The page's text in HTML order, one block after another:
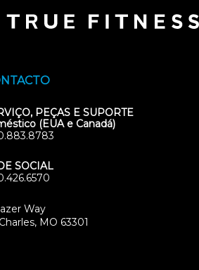
PEÇAS E SUPORTE
(EUA e Canadá)
SOCIAL
Way
MO 63301